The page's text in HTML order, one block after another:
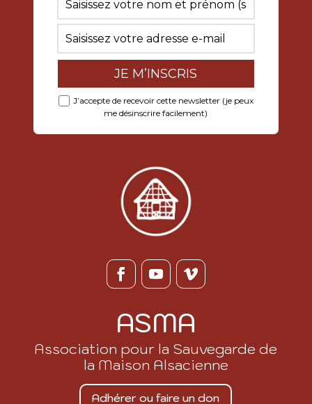
J’accepte de recevoir cette newsletter (je peux
me désinscrire facilement)
ASMA
Association pour la Sauvegarde de
la Maison Alsacienne
Adhérer ou faire un don